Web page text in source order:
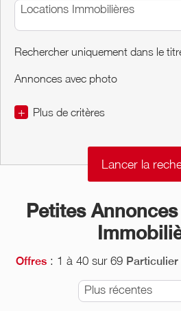
Locations Immobilières
Rechercher uniquement dans le
Annonces avec photo
+ Plus de critères
Petites
Offres : 1 à 40 sur 69 Particulier
Plus récentes